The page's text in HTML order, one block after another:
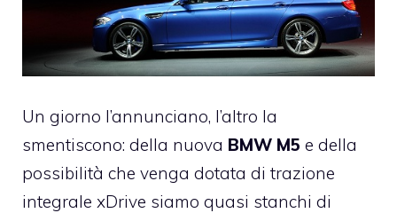
Un giorno l’annunciano, l’altro la
smentiscono: della nuova BMW M5 e della
possibilità che venga dotata di trazione
integrale xDrive siamo quasi stanchi di